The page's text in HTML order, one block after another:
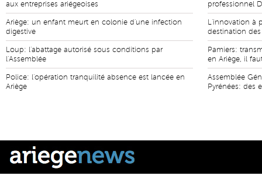
aux entreprises ariégeoises
Ariège: un enfant meurt en colonie d'une infection
digestive
Loup: l'abattage autorisé sous conditions par
l'Assemblée
Police: l'opération tranquilité absence est lancée en
Ariège
professionnel
L'innovation à
destination des
Pamiers:
en Ariège, il
Assemblée
Pyrénées: des